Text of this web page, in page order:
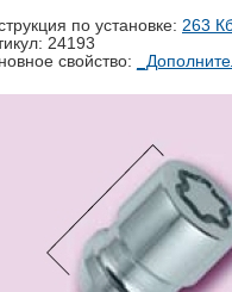
по установке: 263
24193
свойство: